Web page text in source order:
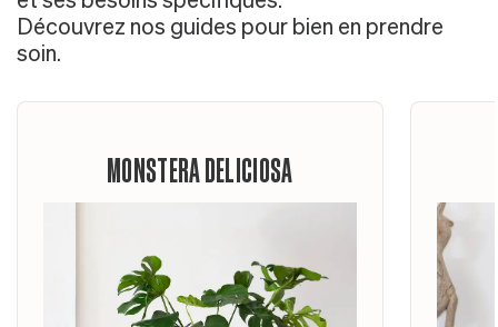
Découvrez nos guides pour bien en prendre
soin.
MONSTERA DELICIOSA